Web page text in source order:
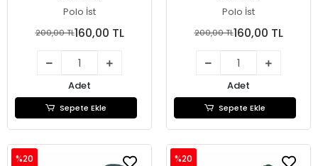
Polo İst
200,00 TL160,00 TL
Adet
Sepete Ekle
Polo İst
200,00 TL160,00 TL
Adet
Sepete Ekle
%20 %20